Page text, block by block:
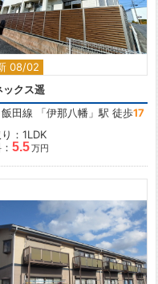
08/02
2
ックス遥
飯田線 「伊那八幡 」駅 徒歩17
：1LDK
5.5万円
2